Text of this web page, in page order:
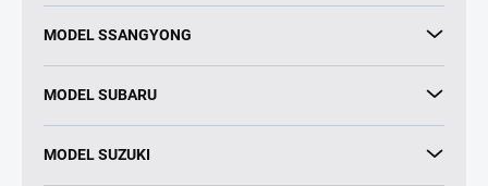
MODEL SSANGYONG
MODEL SUBARU
MODEL SUZUKI